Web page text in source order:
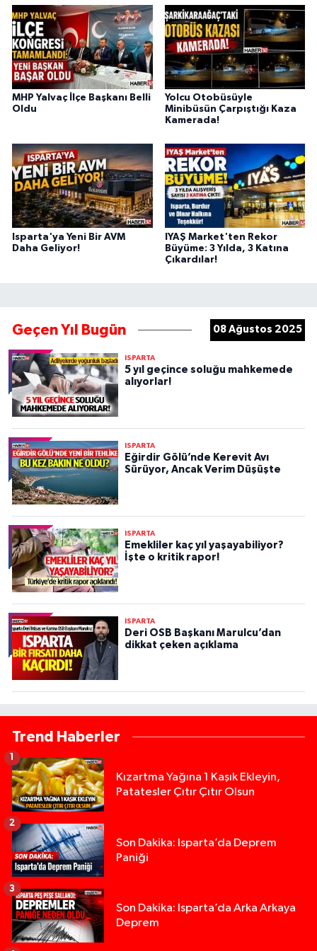
MHP Yalvaç İlçe Başkanı Belli
Oldu
Yolcu Otobüsüyle
Minibüsün Çarpıştığı Kaza
Kamerada!
Isparta'ya Yeni Bir AVM
Daha Geliyor!
IYAŞ Market'ten Rekor
Büyüme: 3 Yılda, 3 Katına
Çıkardılar!
Geçen Yıl Bugün 08 Ağustos 2025
ISPARTA
5 yıl geçince soluğu mahkemede
alıyorlar!
ISPARTA
Eğirdir Gölü’nde Kerevit Avı
Sürüyor, Ancak Verim Düşüşte
ISPARTA
Emekliler kaç yıl yaşayabiliyor?
İşte o kritik rapor!
ISPARTA
Deri OSB Başkanı Marulcu’dan
dikkat çeken açıklama
Trend Haberler
Kızartma Yağına 1 Kaşık Ekleyin,
Patatesler Çıtır Çıtır Olsun
1
Son Dakika: Isparta’da Deprem
Paniği
2
Son Dakika: Isparta’da Arka Arkaya
Deprem
3